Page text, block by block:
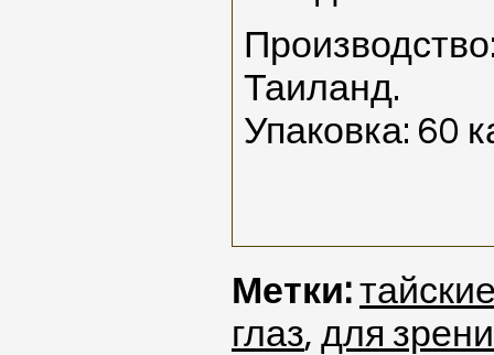
Таиланд.
Упаковка: 60
Метки:
глаз, для